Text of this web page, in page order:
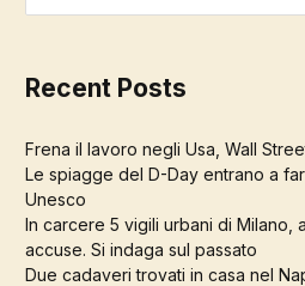
Recent Posts
Frena il lavoro negli Usa, Wall
Le spiagge del D-Day entrano a
Unesco
In carcere 5 vigili urbani di Milano,
accuse. Si indaga sul passato
Due cadaveri trovati in casa nel